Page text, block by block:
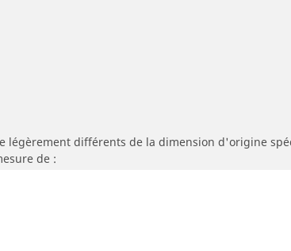
légèrement différents de la dimension d'origine
de :